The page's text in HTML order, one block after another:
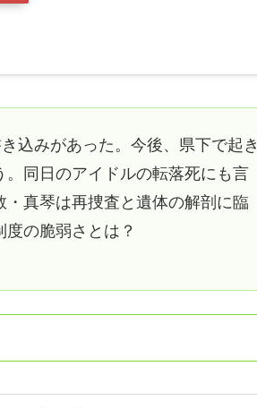
込みがあった。今後、県下で起き
同日のアイドルの転落死にも言
真琴は再捜査と遺体の解剖に臨
の脆弱さとは？